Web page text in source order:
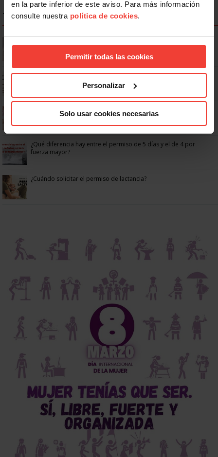
en la parte inferior de este aviso. Para más información
consulte nuestra política de cookies.
Permitir todas las cookies
Personalizar
Solo usar cookies necesarias
TOP NOTICIAS IGUALDAD
Permiso parental no retribuido de 8 semanas: USO resuelve tus
El Supremo confirma que el permiso por fuerza mayor familiar
de 4 días al año es retribuido
¿Qué diferencia hay entre el permiso de 5 días y el de 4 por
fuerza mayor?
¿Cuándo solicitar el permiso de lactancia?